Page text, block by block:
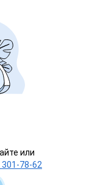
или
301-78-62